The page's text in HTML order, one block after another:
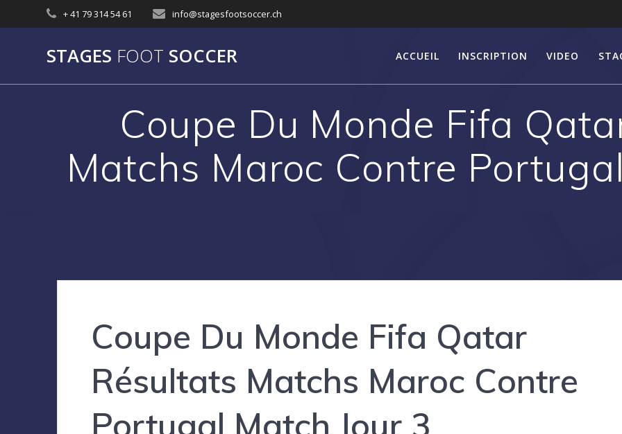
to
+ 41 79 314 54 61 info@stagesfootsoccer.ch
STAGES FOOT SOCCER ACCUEIL INSCRIPTION VIDEO
Coupe Du Monde Fifa
Matchs Maroc Contre
Coupe Du Monde Fifa Qatar
Résultats Matchs Maroc Contre
Portugal Match Jour 3